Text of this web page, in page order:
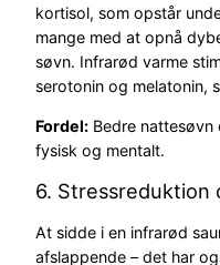
kortisol, som opstår
mange med at opnå
søvn. Infrarød varme
serotonin og melatonin,
Fordel: Bedre
fysisk og mentalt.
6. Stressreduktion
At sidde i en infrarød
afslappende – det har